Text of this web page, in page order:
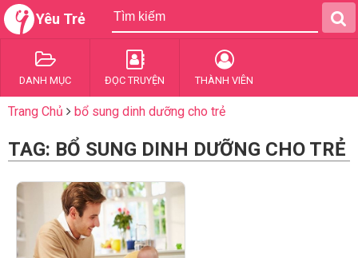
Yêu Trẻ
DANH MỤC ĐỌC TRUYỆN THÀNH VIÊN
Trang Chủ bổ sung dinh dưỡng cho trẻ
TAG: BỔ SUNG DINH DƯỠNG CHO TRẺ